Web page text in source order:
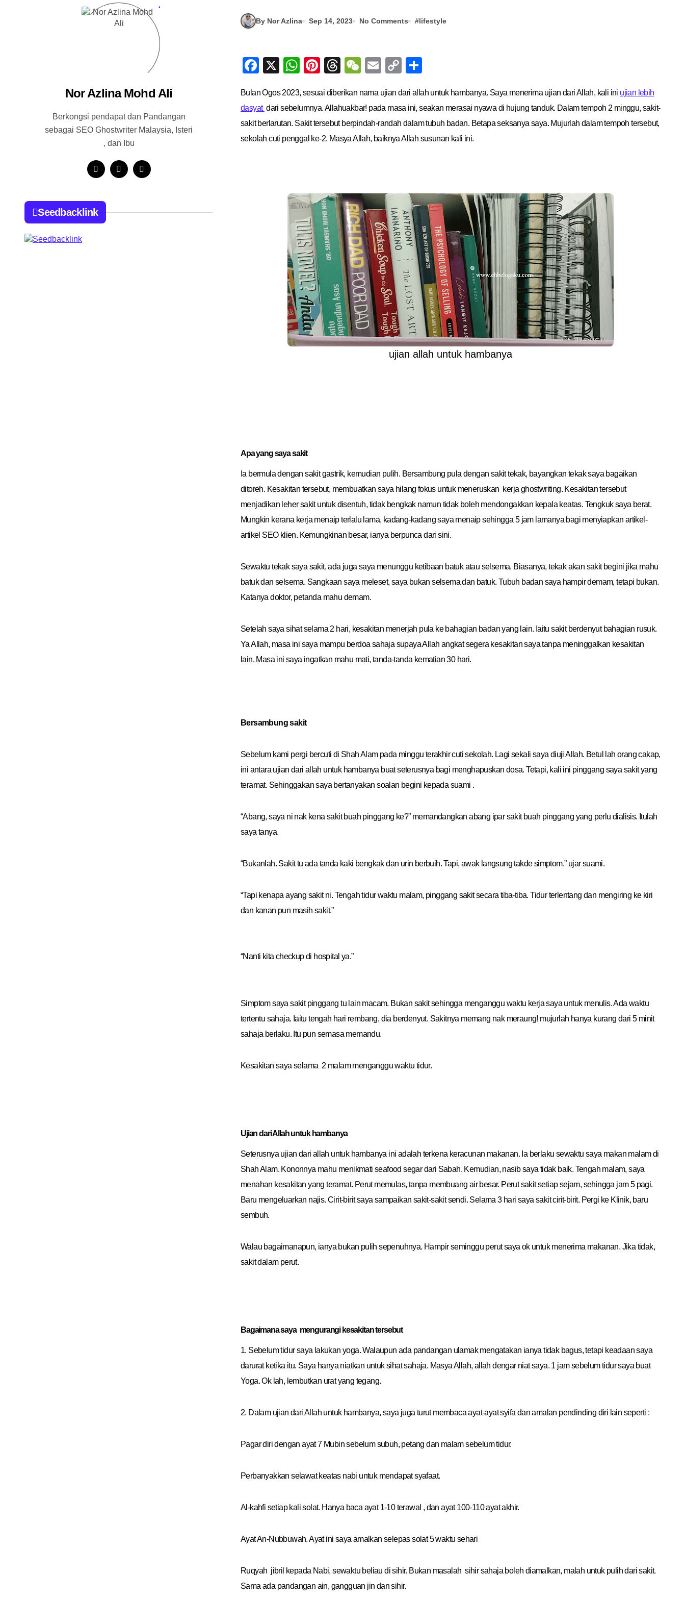
Nor Azlina Mohd Ali
Berkongsi pendapat dan Pandangan
sebagai SEO Ghostwriter Malaysia, Isteri
, dan Ibu
Seedbacklink
By Nor Azlina Sep 14, 2023 No Comments #lifestyle
Facebook
X WhatsApp
Pinterest
Threads
WeChat
EmailCopy
Bulan Ogos 2023, sesuai diberikan nama ujian dari allah untuk hambanya. Saya menerima ujian dari Allah, kali ini ujian lebih
dasyat dari sebelumnya. Allahuakbar! pada masa ini, seakan merasai nyawa di hujung tanduk. Dalam tempoh 2 minggu, sakit-
sakit berlarutan. Sakit tersebut berpindah-randah dalam tubuh badan. Betapa seksanya saya. Mujurlah dalam tempoh tersebut,
sekolah cuti penggal ke-2. Masya Allah, baiknya Allah susunan kali ini.
ujian allah untuk hambanya
Apa yang saya sakit
Ia bermula dengan sakit gastrik, kemudian pulih. Bersambung pula dengan sakit tekak, bayangkan tekak saya bagaikan
ditoreh. Kesakitan tersebut, membuatkan saya hilang fokus untuk meneruskan kerja ghostwriting. Kesakitan tersebut
menjadikan leher sakit untuk disentuh, tidak bengkak namun tidak boleh mendongakkan kepala keatas. Tengkuk saya berat.
Mungkin kerana kerja menaip terlalu lama, kadang-kadang saya menaip sehingga 5 jam lamanya bagi menyiapkan artikel-
artikel SEO klien. Kemungkinan besar, ianya berpunca dari sini.
Sewaktu tekak saya sakit, ada juga saya menunggu ketibaan batuk atau selsema. Biasanya, tekak akan sakit begini jika mahu
batuk dan selsema. Sangkaan saya meleset, saya bukan selsema dan batuk. Tubuh badan saya hampir demam, tetapi bukan.
Katanya doktor, petanda mahu demam.
Setelah saya sihat selama 2 hari, kesakitan menerjah pula ke bahagian badan yang lain. Iaitu sakit berdenyut bahagian rusuk.
Ya Allah, masa ini saya mampu berdoa sahaja supaya Allah angkat segera kesakitan saya tanpa meninggalkan kesakitan
lain. Masa ini saya ingatkan mahu mati, tanda-tanda kematian 30 hari.
Bersambung sakit
Sebelum kami pergi bercuti di Shah Alam pada minggu terakhir cuti sekolah. Lagi sekali saya diuji Allah. Betul lah orang cakap,
ini antara ujian dari allah untuk hambanya buat seterusnya bagi menghapuskan dosa. Tetapi, kali ini pinggang saya sakit yang
teramat. Sehinggakan saya bertanyakan soalan begini kepada suami .
“Abang, saya ni nak kena sakit buah pinggang ke?” memandangkan abang ipar sakit buah pinggang yang perlu dialisis. Itulah
saya tanya.
“Bukanlah. Sakit tu ada tanda kaki bengkak dan urin berbuih. Tapi, awak langsung takde simptom.” ujar suami.
“Tapi kenapa ayang sakit ni. Tengah tidur waktu malam, pinggang sakit secara tiba-tiba. Tidur terlentang dan mengiring ke kiri
dan kanan pun masih sakit.”
“Nanti kita checkup di hospital ya.”
Simptom saya sakit pinggang tu lain macam. Bukan sakit sehingga menganggu waktu kerja saya untuk menulis. Ada waktu
tertentu sahaja. Iaitu tengah hari rembang, dia berdenyut. Sakitnya memang nak meraung! mujurlah hanya kurang dari 5 minit
sahaja berlaku. Itu pun semasa memandu.
Kesakitan saya selama 2 malam menganggu waktu tidur.
Ujian dari Allah untuk hambanya
Seterusnya ujian dari allah untuk hambanya ini adalah terkena keracunan makanan. Ia berlaku sewaktu saya makan malam di
Shah Alam. Kononnya mahu menikmati seafood segar dari Sabah. Kemudian, nasib saya tidak baik. Tengah malam, saya
menahan kesakitan yang teramat. Perut memulas, tanpa membuang air besar. Perut sakit setiap sejam, sehingga jam 5 pagi.
Baru mengeluarkan najis. Cirit-birit saya sampaikan sakit-sakit sendi. Selama 3 hari saya sakit cirit-birit. Pergi ke Klinik, baru
sembuh.
Walau bagaimanapun, ianya bukan pulih sepenuhnya. Hampir seminggu perut saya ok untuk menerima makanan. Jika tidak,
sakit dalam perut.
Bagaimana saya mengurangi kesakitan tersebut
1. Sebelum tidur saya lakukan yoga. Walaupun ada pandangan ulamak mengatakan ianya tidak bagus, tetapi keadaan saya
darurat ketika itu. Saya hanya niatkan untuk sihat sahaja. Masya Allah, allah dengar niat saya. 1 jam sebelum tidur saya buat
Yoga. Ok lah, lembutkan urat yang tegang.
2. Dalam ujian dari Allah untuk hambanya, saya juga turut membaca ayat-ayat syifa dan amalan pendinding diri lain seperti :
Pagar diri dengan ayat 7 Mubin sebelum subuh, petang dan malam sebelum tidur.
Perbanyakkan selawat keatas nabi untuk mendapat syafaat.
Al-kahfi setiap kali solat. Hanya baca ayat 1-10 terawal , dan ayat 100-110 ayat akhir.
Ayat An-Nubbuwah. Ayat ini saya amalkan selepas solat 5 waktu sehari
Ruqyah jibril kepada Nabi, sewaktu beliau di sihir. Bukan masalah sihir sahaja boleh diamalkan, malah untuk pulih dari sakit.
Sama ada pandangan ain, gangguan jin dan sihir.